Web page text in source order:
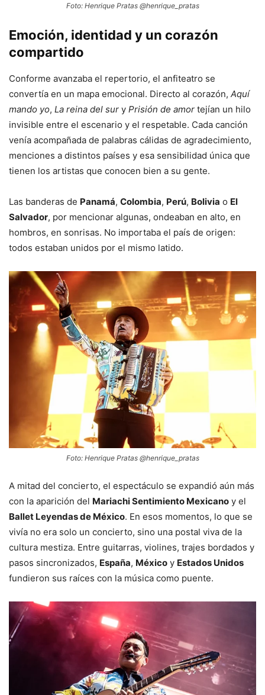
Foto: Henrique Pratas @henrique_pratas
Emoción, identidad y un corazón
compartido
Conforme avanzaba el repertorio, el anfiteatro se
convertía en un mapa emocional. Directo al corazón, Aquí
mando yo, La reina del sur y Prisión de amor tejían un hilo
invisible entre el escenario y el respetable. Cada canción
venía acompañada de palabras cálidas de agradecimiento,
menciones a distintos países y esa sensibilidad única que
tienen los artistas que conocen bien a su gente.
Las banderas de Panamá, Colombia, Perú, Bolivia o El
Salvador, por mencionar algunas, ondeaban en alto, en
hombros, en sonrisas. No importaba el país de origen:
todos estaban unidos por el mismo latido.
Foto: Henrique Pratas @henrique_pratas
A mitad del concierto, el espectáculo se expandió aún más
con la aparición del Mariachi Sentimiento Mexicano y el
Ballet Leyendas de México. En esos momentos, lo que se
vivía no era solo un concierto, sino una postal viva de la
cultura mestiza. Entre guitarras, violines, trajes bordados y
pasos sincronizados, España, México y Estados Unidos
fundieron sus raíces con la música como puente.